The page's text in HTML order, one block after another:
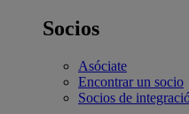
Socios
Asóciate
Encontrar un socio
Socios de